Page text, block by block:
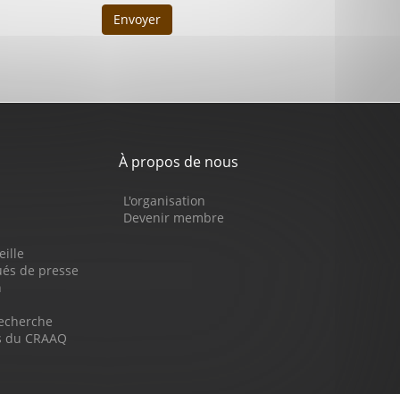
Envoyer
À propos de nous
L'organisation
Devenir membre
de presse
CRAAQ